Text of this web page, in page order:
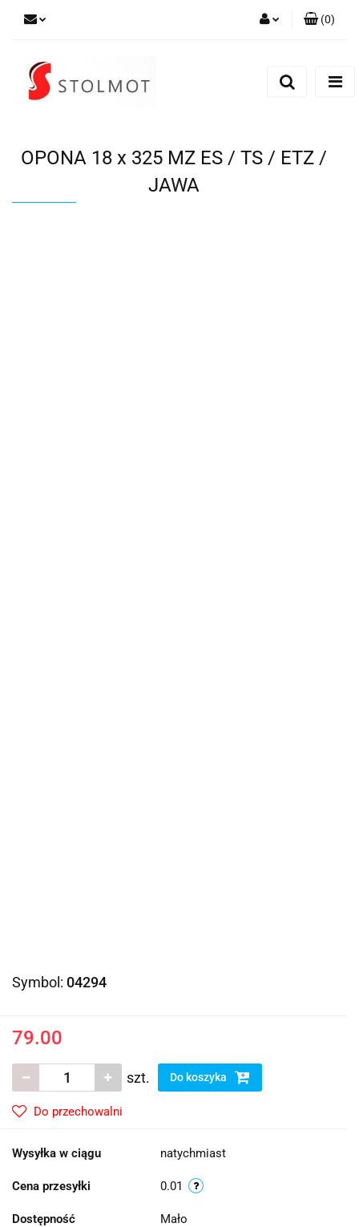
(0)
OPONA 18 x 325 MZ ES / TS / ETZ /
JAWA
Symbol: 04294
79.00
szt. Do koszyka
Do przechowalni
Wysyłka w ciągu natychmiast
Cena przesyłki 0.01
Dostępność Mało